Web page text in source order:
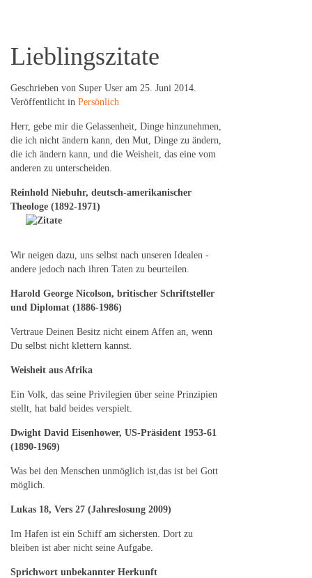
Lieblingszitate
Geschrieben von Super User am 25. Juni 2014.
Veröffentlicht in Persönlich
Herr, gebe mir die Gelassenheit, Dinge hinzunehmen,
die ich nicht ändern kann, den Mut, Dinge zu ändern,
die ich ändern kann, und die Weisheit, das eine vom
anderen zu unterscheiden.
Reinhold Niebuhr, deutsch-amerikanischer
Theologe (1892-1971)
Wir neigen dazu, uns selbst nach unseren Idealen -
andere jedoch nach ihren Taten zu beurteilen.
Harold George Nicolson, britischer Schriftsteller
und Diplomat (1886-1986)
Vertraue Deinen Besitz nicht einem Affen an, wenn
Du selbst nicht klettern kannst.
Weisheit aus Afrika
Ein Volk, das seine Privilegien über seine Prinzipien
stellt, hat bald beides verspielt.
Dwight David Eisenhower, US-Präsident 1953-61
(1890-1969)
Was bei den Menschen unmöglich ist,das ist bei Gott
möglich.
Lukas 18, Vers 27 (Jahreslosung 2009)
Im Hafen ist ein Schiff am sichersten. Dort zu
bleiben ist aber nicht seine Aufgabe.
Sprichwort unbekannter Herkunft